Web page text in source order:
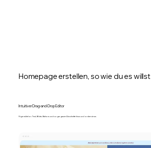
Homepage erstellen, so wie du es willst
Intuitiver Drag-and-Drop Editor
Füge mühelos Text, Bilder, Buttons und sogar ganze Abschnitte hinzu und ordne sie an.